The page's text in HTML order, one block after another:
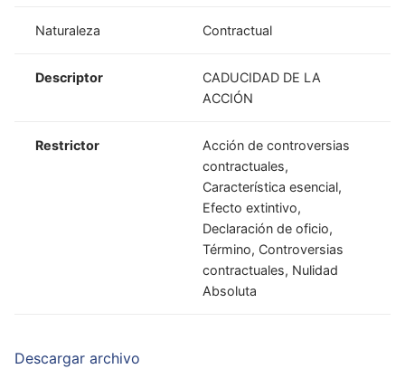
Naturaleza Contractual
Descriptor
CADUCIDAD DE LA
ACCIÓN
Restrictor
Acción de controversias
contractuales,
Característica esencial,
Efecto extintivo,
Declaración de oficio,
Término, Controversias
contractuales, Nulidad
Absoluta
Descargar archivo